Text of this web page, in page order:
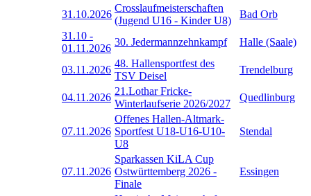
31.10.2026
Crosslaufmeisterschaften
(Jugend U16 - Kinder U8)
Bad Orb
31.10 -
01.11.2026
30. Jedermannzehnkampf Halle (Saale)
03.11.2026
48. Hallensportfest des
TSV Deisel
Trendelburg
04.11.2026
21.Lothar Fricke-
Winterlaufserie 2026/2027
Quedlinburg
07.11.2026
Offenes Hallen-Altmark-
Sportfest U18-U16-U10-
U8
Stendal
07.11.2026
Sparkassen KiLA Cup
Ostwürttemberg 2026 -
Finale
Essingen